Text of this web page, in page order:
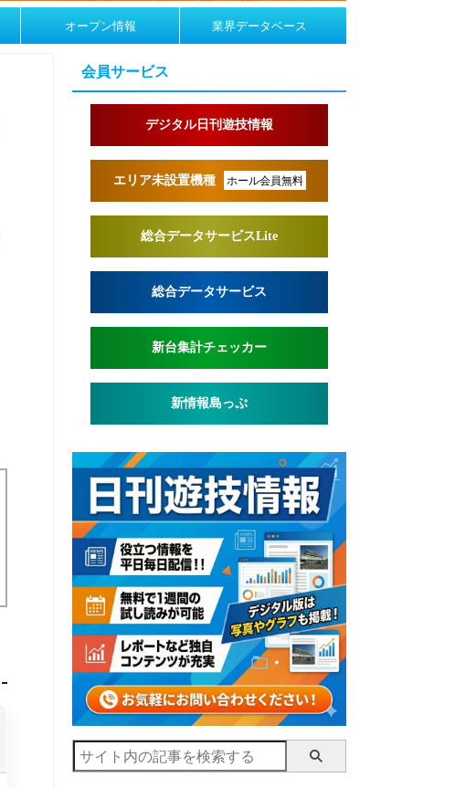
オープン情報 業界データベース
会員サービス
デジタル日刊遊技情報
エリア未設置機種 ホール会員無料
総合データサービスLite
総合データサービス
新台集計チェッカー
新情報島っぷ